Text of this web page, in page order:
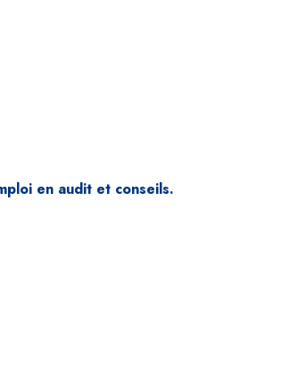
en audit et conseils.